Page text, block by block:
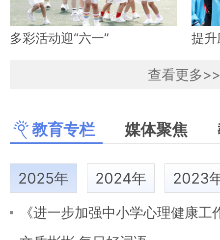
多彩活动迎“六一” 提
查看更多>>
教育专栏 媒体聚焦
2025年 2024年 2023